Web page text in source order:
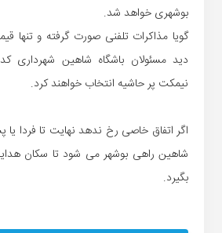
بوشهری خواهد شد.
گویا مذاکرات تلفنی صورت گرفته و تنها
دید مسئولان باشگاه شاهین شهرداری
نیمکت پر حاشیه انتخاب خواهند کرد.
اگر اتفاق خاصی رخ ندهد نهایت تا فردا
شاهین راهی بوشهر می شود تا سکان
بگیرد.